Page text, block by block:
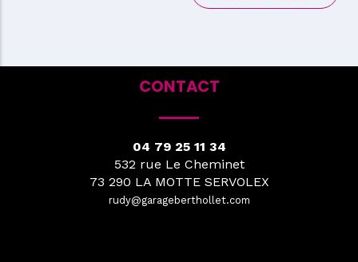
CONTACT
04 79 25 11 34
532 rue Le Cheminet
73 290 LA MOTTE SERVOLEX
rudy@garageberthollet.com